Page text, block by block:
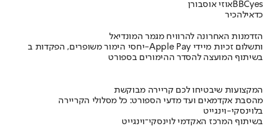
BBCyes
אוזי אוסבורן
כדאילהכיר
הזדמנות האחרונה להרוויח מגמר המונדיאל
יחסי הימור משופרים, הפקדות ב-Apple Pay ותשלום זכיות מיידי
בשיתוף המועצה להסדר ההימורים בספורט
המקצועות שיבטיחו לכם קריירה מבוקשת
מהסבת אקדמאים ועד מדעי הספורט: כל מסלולי הקריירה
בלוינסקי-וינגייט
בשיתוף המרכז האקדמי לוינסקי־וינגייט